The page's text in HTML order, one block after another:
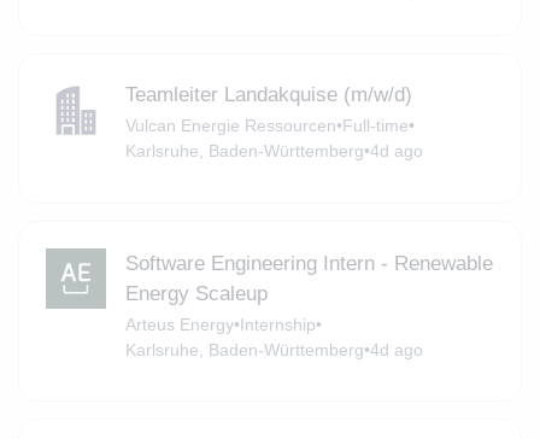
Teamleiter Landakquise (m/w/d)
Vulcan Energie Ressourcen•Full-time•
Karlsruhe, Baden-Württemberg•4d ago
Software Engineering Intern - Renewable
Energy Scaleup
Arteus Energy•Internship•
Karlsruhe, Baden-Württemberg•4d ago